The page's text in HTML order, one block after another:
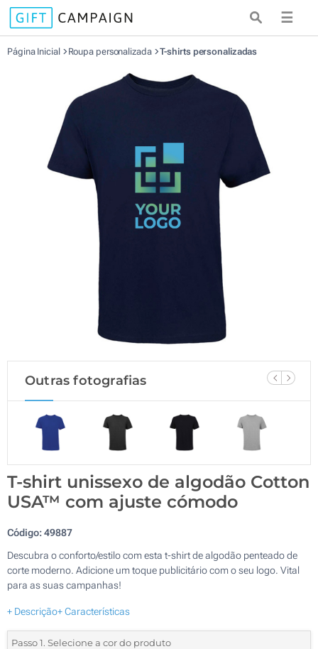
☰
Página Inicial Roupa personalizada T-shirts personalizadas
Outras fotografias
T-shirt unissexo de algodão Cotton
USA™ com ajuste cómodo
Código:49887
Descubra o conforto/estilo com esta t-shirt de algodão penteado de
corte moderno. Adicione um toque publicitário com o seu logo. Vital
para as suas campanhas!
+ Descrição+ Características
Passo 1. Selecione a cor do produto